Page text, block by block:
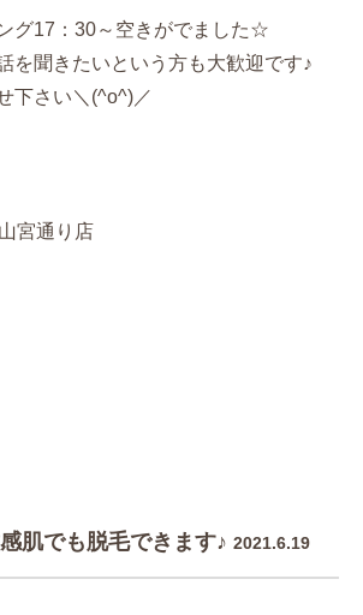
グ17：30～空きがでました☆
を聞きたいという方も大歓迎です♪
下さい＼(^o^)／
宮通り店
肌でも脱毛できます♪ 2021.6.19